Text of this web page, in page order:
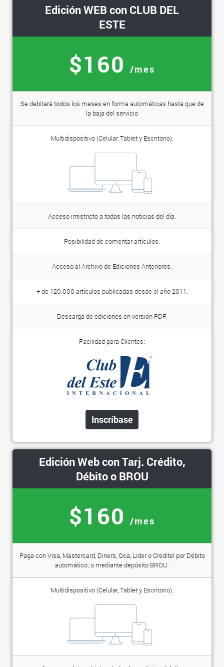
Edición WEB con CLUB DEL
ESTE
$160 /mes
Se debitará todos los meses en forma automáticas hasta que de
la baja del servicio
Multidispositivo (Celular, Tablet y Escritorio).
Acceso irrestricto a todas las noticias del día.
Posibilidad de comentar artículos.
Acceso al Archivo de Ediciones Anteriores.
+ de 120.000 artículos publicadas desde el año 2011.
Descarga de ediciones en versión PDF.
Facilidad para Clientes:
Inscríbase
Edición Web con Tarj. Crédito,
Débito o BROU
$160 /mes
Paga con Visa, Mastercard, Diners, Oca, Lider o Creditel por Débito
automático; o mediante depósito BROU.
Multidispositivo (Celular, Tablet y Escritorio).